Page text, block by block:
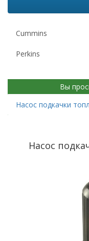
Cummins
Perkins
Вы
Насос подкачки
Насос